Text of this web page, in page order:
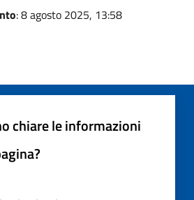
: 8 agosto 2025, 13:58
chiare le informazioni